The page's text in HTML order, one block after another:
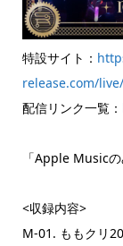
特設サイト：
release.com/
配信リンク一覧：
「Apple Music
<収録内容>
M-01. ももクリ